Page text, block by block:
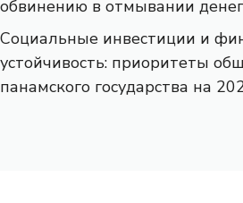
обвинению в отмывании
Социальные инвестиции и
устойчивость: приоритеты
панамского государства на